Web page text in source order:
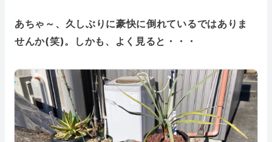
あちゃ～、久しぶりに豪快に倒れているではありま
せんか(笑)。しかも、よく見ると・・・